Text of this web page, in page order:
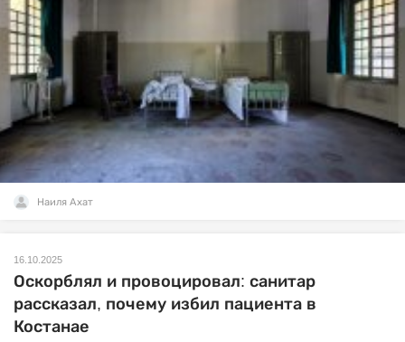
Наиля Ахат
16.10.2025
Оскорблял и провоцировал: санитар
рассказал, почему избил пациента в
Костанае